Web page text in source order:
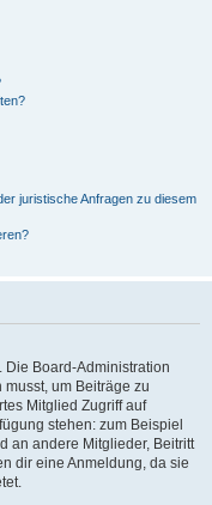
juristische Anfragen zu diesem
Board-Administration
um Beiträge zu
Mitglied Zugriff auf
stehen: zum Beispiel
an andere Mitglieder, Beitritt
dir eine Anmeldung, da sie